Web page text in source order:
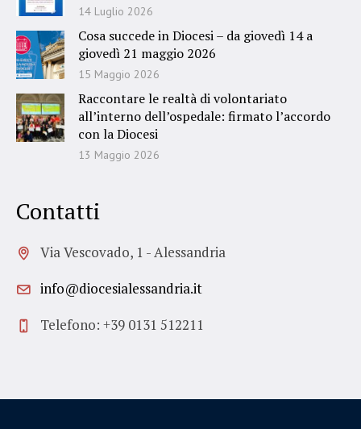
14 Luglio 2026
Cosa succede in Diocesi – da giovedì 14 a
giovedì 21 maggio 2026
15 Maggio 2026
Raccontare le realtà di volontariato
all’interno dell’ospedale: firmato l’accordo
con la Diocesi
13 Maggio 2026
Contatti
Via Vescovado, 1 - Alessandria
info@diocesialessandria.it
Telefono: +39 0131 512211